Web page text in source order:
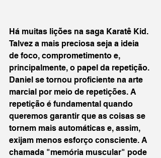
Há muitas lições na saga Karatê Kid.
Talvez a mais preciosa seja a ideia
de foco, comprometimento e,
principalmente, o papel da repetição.
Daniel se tornou proficiente na arte
marcial por meio de repetições. A
repetição é fundamental quando
queremos garantir que as coisas se
tornem mais automáticas e, assim,
exijam menos esforço consciente. A
chamada "memória muscular" pode